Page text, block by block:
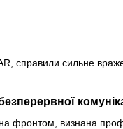
справили сильне
фронтом, визнана